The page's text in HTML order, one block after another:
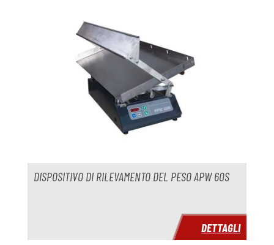
Nastro trasportatore
non disponibile
Prezzo
su richiesta
DISPOSITIVO DI RILEVAMENTO DEL PESO APW 60S
DETTAGLI